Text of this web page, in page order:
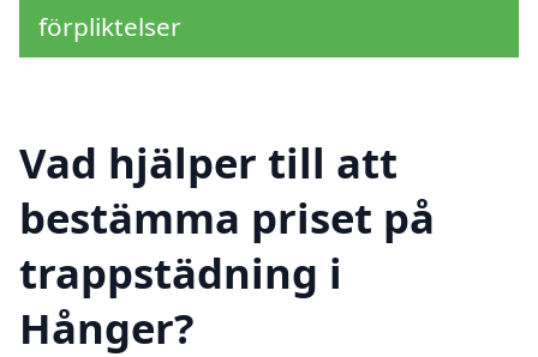
förpliktelser
Vad hjälper till att
bestämma priset på
trappstädning i
Hånger?